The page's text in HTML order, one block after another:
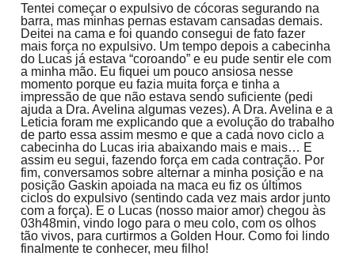
Tentei começar o expulsivo de cócoras segurando na
barra, mas minhas pernas estavam cansadas demais.
Deitei na cama e foi quando consegui de fato fazer
mais força no expulsivo. Um tempo depois a cabecinha
do Lucas já estava “coroando” e eu pude sentir ele com
a minha mão. Eu fiquei um pouco ansiosa nesse
momento porque eu fazia muita força e tinha a
impressão de que não estava sendo suficiente (pedi
ajuda a Dra. Avelina algumas vezes). A Dra. Avelina e a
Leticia foram me explicando que a evolução do trabalho
de parto essa assim mesmo e que a cada novo ciclo a
cabecinha do Lucas iria abaixando mais e mais… E
assim eu segui, fazendo força em cada contração. Por
fim, conversamos sobre alternar a minha posição e na
posição Gaskin apoiada na maca eu fiz os últimos
ciclos do expulsivo (sentindo cada vez mais ardor junto
com a força). E o Lucas (nosso maior amor) chegou às
03h48min, vindo logo para o meu colo, com os olhos
tão vivos, para curtirmos a Golden Hour. Como foi lindo
finalmente te conhecer, meu filho!